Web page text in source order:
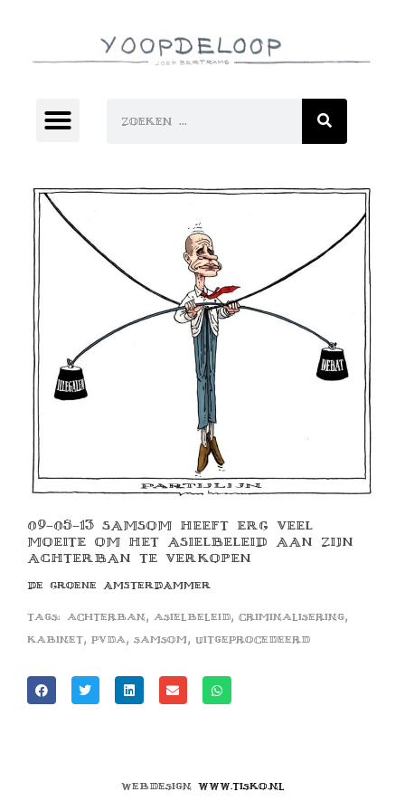
09-05-13 SAMSOM HEEFT ERG VEEL
MOEITE OM HET ASIELBELEID AAN ZIJN
ACHTERBAN TE VERKOPEN
DE GROENE AMSTERDAMMER
Tags: achterban, asielbeleid, criminalisering,
kabinet, pvda, samsom, uitgeprocedeerd
Webdesign www.tisko.nl